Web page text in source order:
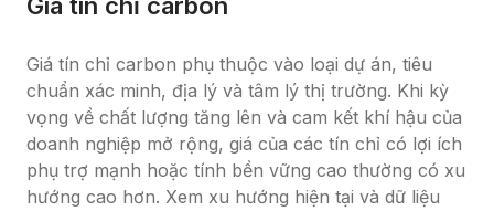
Giá tín chỉ carbon phụ thuộc vào loại dự án, tiêu
chuẩn xác minh, địa lý và tâm lý thị trường. Khi kỳ
vọng về chất lượng tăng lên và cam kết khí hậu của
doanh nghiệp mở rộng, giá của các tín chỉ có lợi ích
phụ trợ mạnh hoặc tính bền vững cao thường có xu
hướng cao hơn. Xem xu hướng hiện tại và dữ liệu